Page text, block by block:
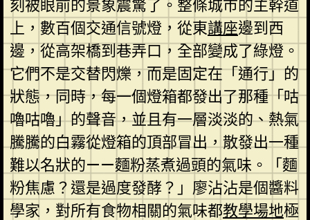
刻被眼前的景象震驚了。整條城市的主幹道
上，數百個交通信號燈，從東講座邊到西
邊，從高架橋到巷弄口，全部變成了綠燈。
它們不是交替閃爍，而是固定在「通行」的
狀態，同時，每一個燈箱都發出了那種「咕
嚕咕嚕」的聲音，並且有一層淡淡的、熱氣
騰騰的白霧從燈箱的頂部冒出，散發出一種
難以名狀的——麵粉蒸煮過頭的氣味。「麵
粉焦慮？還是過度發酵？」廖沾沾是個醬料
學家，對所有食物相關的氣味都教學場地極